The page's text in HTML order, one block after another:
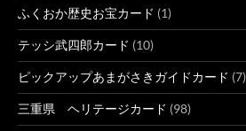
ふくおか歴史お宝カード (1)
テッシ武四郎カード (10)
ピックアップあまがさきガイドカード (7)
三重県 ヘリテージカード (98)